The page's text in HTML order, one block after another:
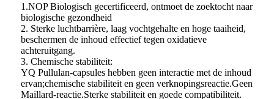
1.NOP Biologisch gecertificeerd, ontmoet de zoektocht naar
biologische gezondheid
2. Sterke luchtbarrière, laag vochtgehalte en hoge taaiheid,
beschermen de inhoud effectief tegen oxidatieve
achteruitgang.
3. Chemische stabiliteit:
YQ Pullulan-capsules hebben geen interactie met de inhoud
ervan;chemische stabiliteit en geen verknopingsreactie.Geen
Maillard-reactie.Sterke stabiliteit en goede compatibiliteit.